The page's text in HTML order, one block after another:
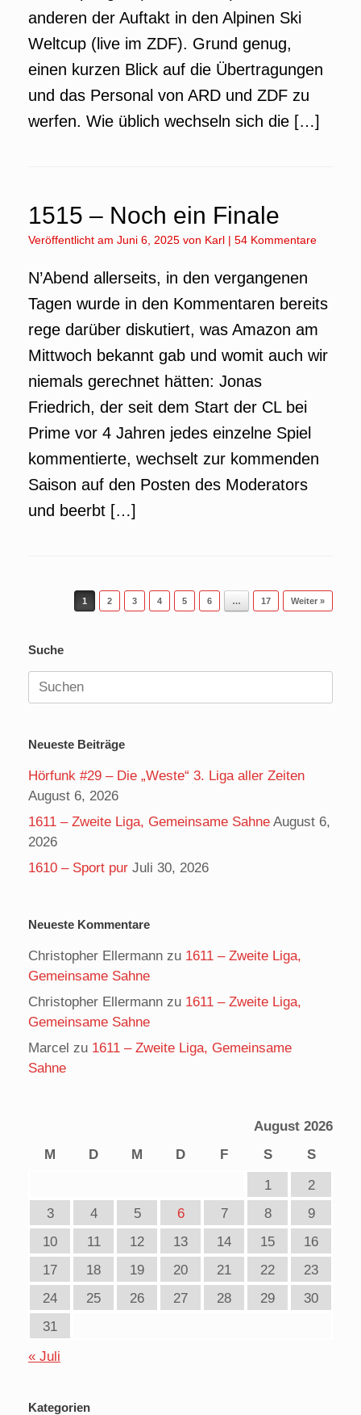
anderen der Auftakt in den Alpinen Ski
Weltcup (live im ZDF). Grund genug,
einen kurzen Blick auf die Übertragungen
und das Personal von ARD und ZDF zu
werfen. Wie üblich wechseln sich die […]
1515 – Noch ein Finale
Veröffentlicht am Juni 6, 2025 von Karl | 54 Kommentare
N’Abend allerseits, in den vergangenen
Tagen wurde in den Kommentaren bereits
rege darüber diskutiert, was Amazon am
Mittwoch bekannt gab und womit auch wir
niemals gerechnet hätten: Jonas
Friedrich, der seit dem Start der CL bei
Prime vor 4 Jahren jedes einzelne Spiel
kommentierte, wechselt zur kommenden
Saison auf den Posten des Moderators
und beerbt […]
Beitragsnavigation
1 2 3 4 5 6 … 17 Weiter »
Suche
Suchen
nach:
Neueste Beiträge
Hörfunk #29 – Die „Weste“ 3. Liga aller Zeiten
August 6, 2026
1611 – Zweite Liga, Gemeinsame Sahne August 6,
2026
1610 – Sport pur Juli 30, 2026
Neueste Kommentare
Christopher Ellermann zu 1611 – Zweite Liga,
Gemeinsame Sahne
Christopher Ellermann zu 1611 – Zweite Liga,
Gemeinsame Sahne
Marcel zu 1611 – Zweite Liga, Gemeinsame
Sahne
August 2026
M
D M D F S
S
1
2
3
4 5 6 7 8
9
10
11 12 13 14 15
16
17
18 19 20 21 22
23
24
25 26 27 28 29
30
31
« Juli
Kategorien